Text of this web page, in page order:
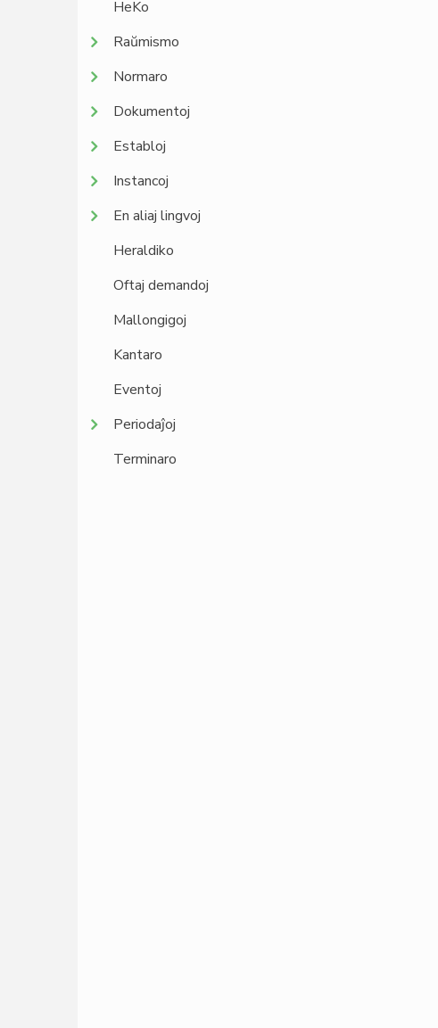
HeKo
Raŭmismo
Normaro
Dokumentoj
Establoj
Instancoj
En aliaj lingvoj
Heraldiko
Oftaj demandoj
Mallongigoj
Kantaro
Eventoj
Periodaĵoj
Terminaro